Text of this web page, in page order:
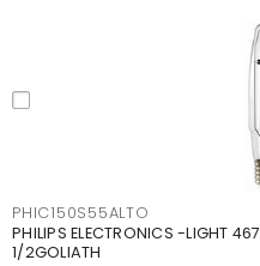
PHIC150S55ALTO
PHILIPS ELECTRONICS -LIGHT
1/2GOLIATH